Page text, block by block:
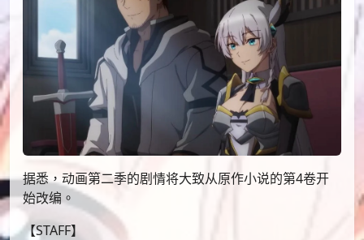
据悉，动画第二季的剧情将大致从原作小说的第4卷开
始改编。
【STAFF】